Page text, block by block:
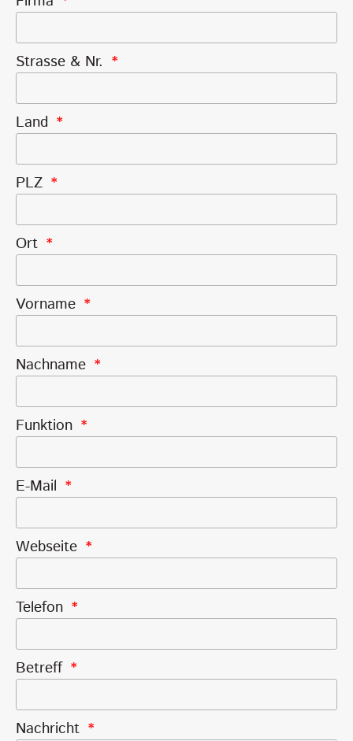
Strasse & Nr.
Land
PLZ
Ort
Vorname
Nachname
Funktion
E-Mail
Webseite
Telefon
Betreff
Nachricht